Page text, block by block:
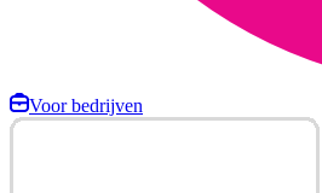
Voor bedrijven